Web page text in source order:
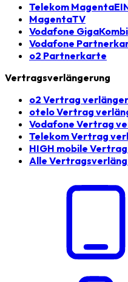
Telekom
MagentaTV
Vodafone GigaKombi
Vodafone
o2 Partnerkarte
Vertragsverlängerung
o2 Vertrag
otelo Vertrag
Vodafone Vertrag
Telekom Vertrag
HIGH mobile
Alle